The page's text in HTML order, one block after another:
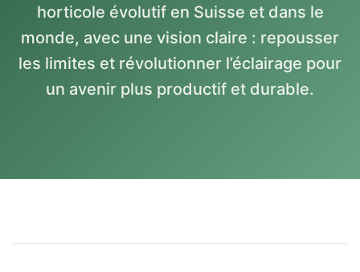
horticole évolutif en Suisse et dans le
monde, avec une vision claire : repousser
les limites et révolutionner l’éclairage pour
un avenir plus productif et durable.